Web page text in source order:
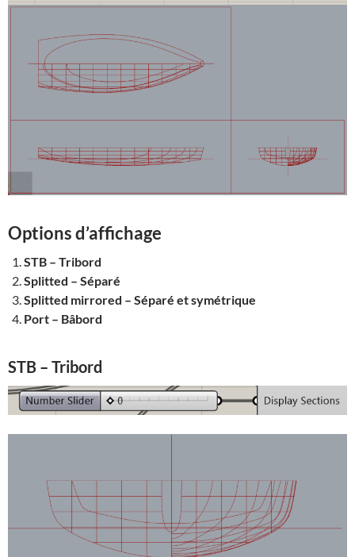
Options d’affichage
STB – Tribord
Splitted – Séparé
Splitted mirrored – Séparé et symétrique
Port – Bâbord
STB – Tribord